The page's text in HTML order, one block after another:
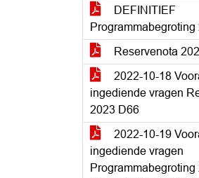
DEFINITIEF
Programmabegroting
Reservenota
2022-10-18
ingediende vragen
2023 D66
2022-10-19
ingediende vragen
Programmabegroting